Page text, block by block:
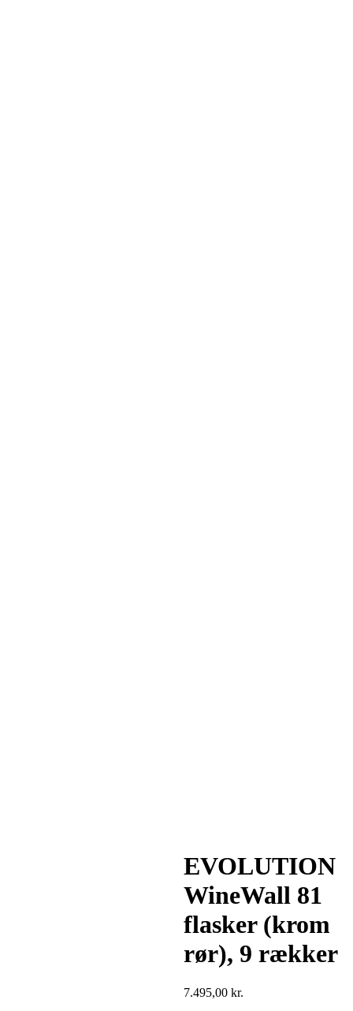
EVOLUTION
WineWall 81
flasker (krom
rør), 9 rækker
7.495,00 kr.